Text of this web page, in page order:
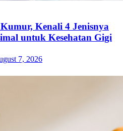
Kenali 4 Jenisnya
untuk Kesehatan Gigi
7, 2026